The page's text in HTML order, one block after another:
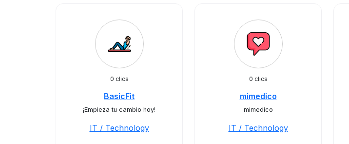
0 clics
BasicFit
¡Empieza tu cambio hoy!
IT / Technology
0 clics
mimedico
mimedico
IT / Technology